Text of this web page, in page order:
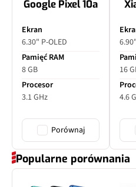
Google Pixel 10a
Ekran
6.30" P-OLED
Pamięć RAM
8 GB
Procesor
3.1 GHz
Porównaj
16
4.6
Popularne porównania